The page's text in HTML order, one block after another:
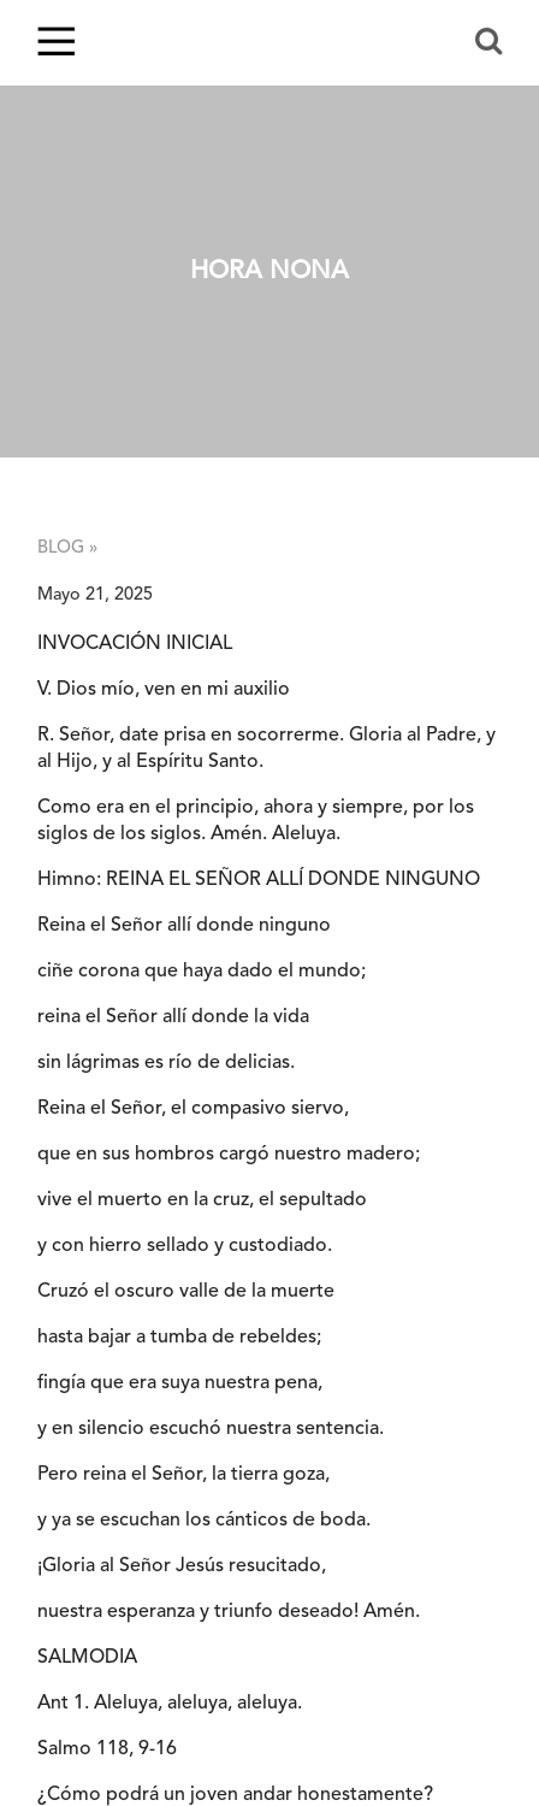
HORA NONA
BLOG »
Mayo 21, 2025
INVOCACIÓN INICIAL
V. Dios mío, ven en mi auxilio
R. Señor, date prisa en socorrerme. Gloria al Padre, y
al Hijo, y al Espíritu Santo.
Como era en el principio, ahora y siempre, por los
siglos de los siglos. Amén. Aleluya.
Himno: REINA EL SEÑOR ALLÍ DONDE NINGUNO
Reina el Señor allí donde ninguno
ciñe corona que haya dado el mundo;
reina el Señor allí donde la vida
sin lágrimas es río de delicias.
Reina el Señor, el compasivo siervo,
que en sus hombros cargó nuestro madero;
vive el muerto en la cruz, el sepultado
y con hierro sellado y custodiado.
Cruzó el oscuro valle de la muerte
hasta bajar a tumba de rebeldes;
fingía que era suya nuestra pena,
y en silencio escuchó nuestra sentencia.
Pero reina el Señor, la tierra goza,
y ya se escuchan los cánticos de boda.
¡Gloria al Señor Jesús resucitado,
nuestra esperanza y triunfo deseado! Amén.
SALMODIA
Ant 1. Aleluya, aleluya, aleluya.
Salmo 118, 9-16
¿Cómo podrá un joven andar honestamente?